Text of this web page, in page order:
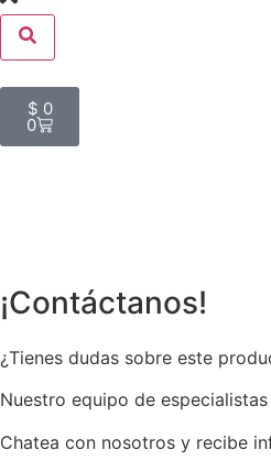
$ 0
0
¡Contáctanos!
¿Tienes dudas sobre este
Nuestro equipo de
Chatea con nosotros y recibe